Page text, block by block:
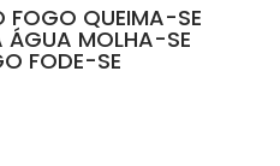
FOGO QUEIMA-SE
ÁGUA MOLHA-SE
FODE-SE